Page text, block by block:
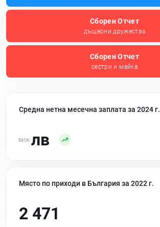
Сборен Отчет
дъщерни дружества
Сборен Отчет
сестри и майка
Средна нетна месечна заплата за 2024 г.
лв
Място по приходи в България за 2022 г.
2 471